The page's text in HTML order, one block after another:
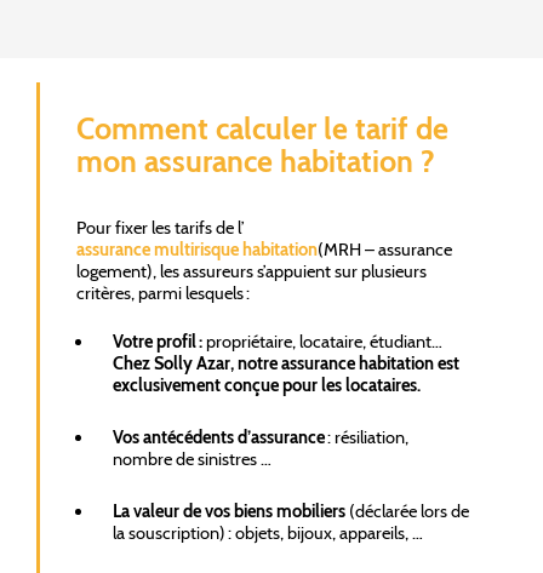
Comment calculer le tarif de
mon assurance habitation ?
Pour fixer les tarifs de l’
assurance multirisque habitation(MRH – assurance
logement), les assureurs s’appuient sur plusieurs
critères, parmi lesquels :
Votre profil :propriétaire, locataire, étudiant…
Chez Solly Azar, notre assurance habitation est
exclusivement conçue pour les locataires.
Vos antécédents d’assurance: résiliation,
nombre de sinistres …
La valeur de vos biens mobiliers (déclarée lors de
la souscription) : objets, bijoux, appareils, …